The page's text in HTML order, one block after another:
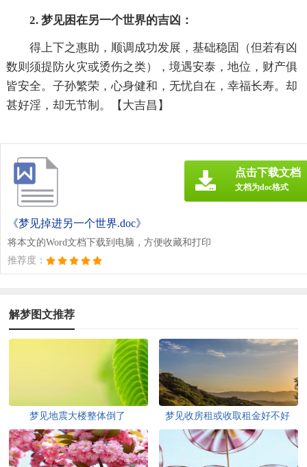
2. 梦见困在另一个世界的吉凶：
得上下之惠助，顺调成功发展，基础稳固（但若有凶
数则须提防火灾或烫伤之类），境遇安泰，地位，财产俱
皆安全。子孙繁荣，心身健和，无忧自在，幸福长寿。却
甚好淫，却无节制。【大吉昌】
《梦见掉进另一个世界.doc》
将本文的Word文档下载到电脑，方便收藏和打印
推荐度：
点击下载文档
文档为doc格式
解梦图文推荐
梦见地震大楼整体倒了 梦见收房租或收取租金好不好